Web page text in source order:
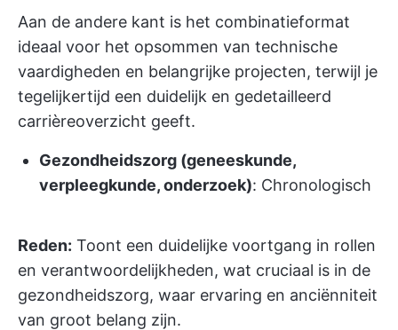
Aan de andere kant is het combinatieformat
ideaal voor het opsommen van technische
vaardigheden en belangrijke projecten, terwijl je
tegelijkertijd een duidelijk en gedetailleerd
carrièreoverzicht geeft.
Gezondheidszorg (geneeskunde,
verpleegkunde, onderzoek): Chronologisch
Reden: Toont een duidelijke voortgang in rollen
en verantwoordelijkheden, wat cruciaal is in de
gezondheidszorg, waar ervaring en anciënniteit
van groot belang zijn.